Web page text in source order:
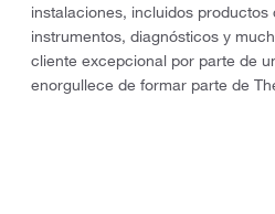
instalaciones, incluidos
instrumentos, diagnósticos y
cliente excepcional por parte de
enorgullece de formar parte de